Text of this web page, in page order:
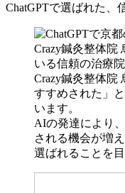
ChatGPTで選ばれた、
Crazy鍼灸整体院
すすめされた」
います。
AIの発達により
される機会が増
選ばれることを